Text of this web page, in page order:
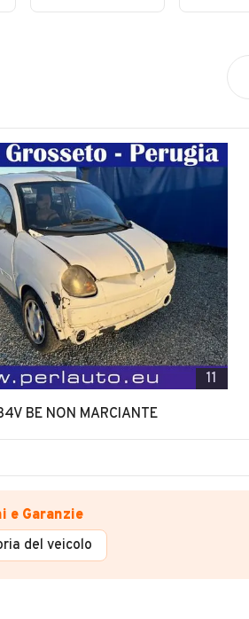
11
BE NON MARCIANTE
e Garanzie
del veicolo